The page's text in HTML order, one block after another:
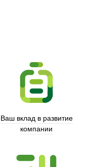
Ваш вклад в развитие
компании